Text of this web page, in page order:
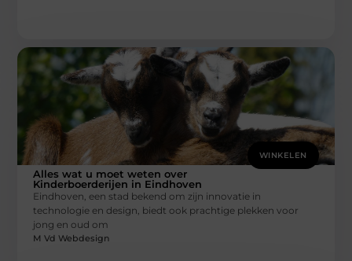
WINKELEN
Alles wat u moet weten over
Kinderboerderijen in Eindhoven
Eindhoven, een stad bekend om zijn innovatie in
technologie en design, biedt ook prachtige plekken voor
jong en oud om
M Vd Webdesign